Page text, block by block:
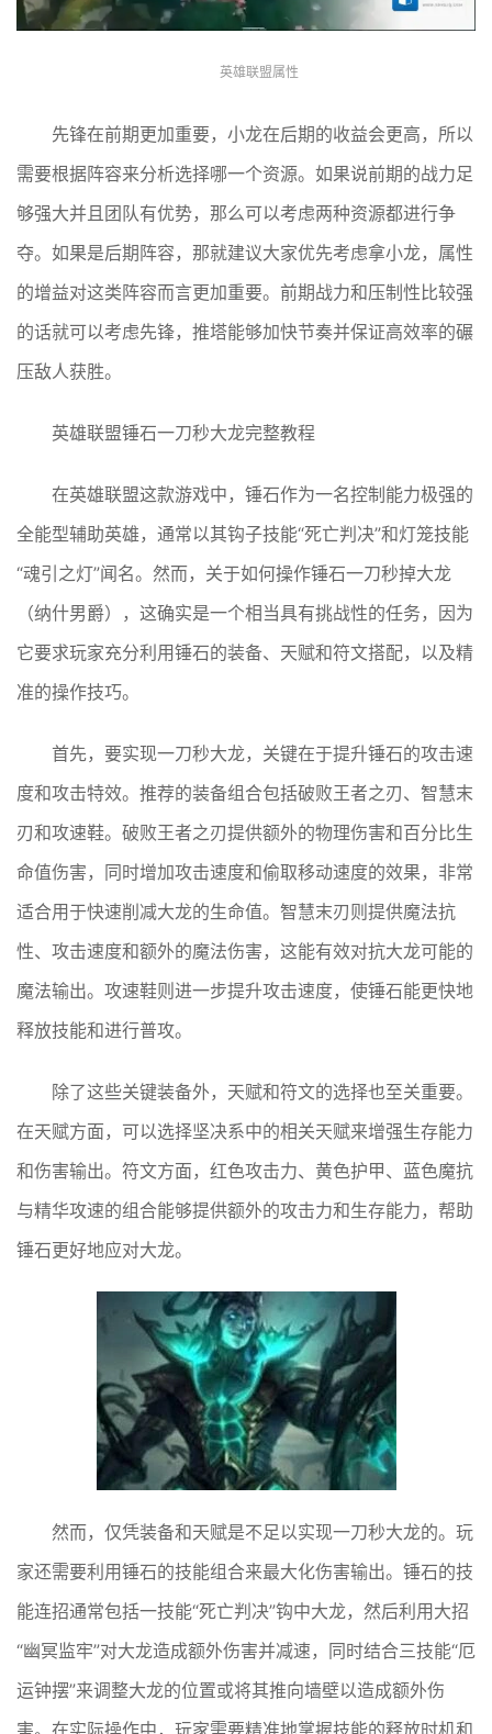
英雄联盟属性
先锋在前期更加重要，小龙在后期的收益会更高，所以
需要根据阵容来分析选择哪一个资源。如果说前期的战力足
够强大并且团队有优势，那么可以考虑两种资源都进行争
夺。如果是后期阵容，那就建议大家优先考虑拿小龙，属性
的增益对这类阵容而言更加重要。前期战力和压制性比较强
的话就可以考虑先锋，推塔能够加快节奏并保证高效率的碾
压敌人获胜。
英雄联盟锤石一刀秒大龙完整教程
在英雄联盟这款游戏中，锤石作为一名控制能力极强的
全能型辅助英雄，通常以其钩子技能“死亡判决”和灯笼技能
“魂引之灯”闻名。然而，关于如何操作锤石一刀秒掉大龙
（纳什男爵），这确实是一个相当具有挑战性的任务，因为
它要求玩家充分利用锤石的装备、天赋和符文搭配，以及精
准的操作技巧。
首先，要实现一刀秒大龙，关键在于提升锤石的攻击速
度和攻击特效。推荐的装备组合包括破败王者之刃、智慧末
刃和攻速鞋。破败王者之刃提供额外的物理伤害和百分比生
命值伤害，同时增加攻击速度和偷取移动速度的效果，非常
适合用于快速削减大龙的生命值。智慧末刃则提供魔法抗
性、攻击速度和额外的魔法伤害，这能有效对抗大龙可能的
魔法输出。攻速鞋则进一步提升攻击速度，使锤石能更快地
释放技能和进行普攻。
除了这些关键装备外，天赋和符文的选择也至关重要。
在天赋方面，可以选择坚决系中的相关天赋来增强生存能力
和伤害输出。符文方面，红色攻击力、黄色护甲、蓝色魔抗
与精华攻速的组合能够提供额外的攻击力和生存能力，帮助
锤石更好地应对大龙。
然而，仅凭装备和天赋是不足以实现一刀秒大龙的。玩
家还需要利用锤石的技能组合来最大化伤害输出。锤石的技
能连招通常包括一技能“死亡判决”钩中大龙，然后利用大招
“幽冥监牢”对大龙造成额外伤害并减速，同时结合三技能“厄
运钟摆”来调整大龙的位置或将其推向墙壁以造成额外伤